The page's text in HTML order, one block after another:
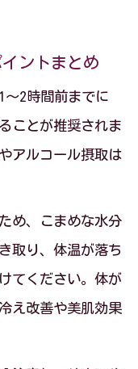
ントまとめ
～2時間前までに
ことが推奨されま
アルコール摂取は
め、こまめな水分
取り、体温が落ち
てください。体が
え改善や美肌効果